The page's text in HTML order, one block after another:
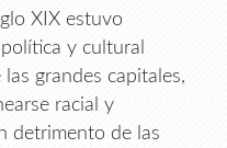
XIX estuvo
y cultural
grandes capitales,
racial y
detrimento de las